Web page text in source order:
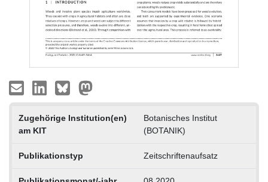
Zugehörige Institution(en)
am KIT
Botanisches Institut
(BOTANIK)
Publikationstyp Zeitschriftenaufsatz